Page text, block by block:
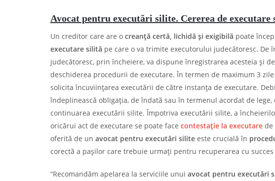
Avocat pentru executări silite. Cererea de executare
Un creditor care are o creanță certă, lichidă și exigibilă poate
executare silită pe care o va trimite executorului judecătoresc. De
judecătoresc, prin încheiere, va dispune înregistrarea acesteia şi
deschiderea procedurii de executare. În termen de maximum 3
solicita încuviinţarea executării de către instanţa de executare.
îndeplinească obligaţia, de îndată sau în termenul acordat de lege,
continuarea executării silite. Împotriva executării silite, a
oricărui act de executare se poate face contestaţie la executare de
oferită de un avocat pentru executări silite este crucială în
corectă a pașilor care trebuie urmați pentru recuperarea cu
“Recomandăm apelarea la serviciile unui avocat pentru executări